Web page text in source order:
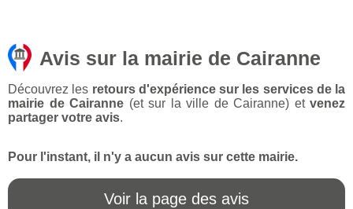
Avis sur la mairie de Cairanne
Découvrez les retours d'expérience sur les services de la
mairie de Cairanne (et sur la ville de Cairanne) et venez
partager votre avis.
Pour l'instant, il n'y a aucun avis sur cette mairie.
Voir la page des avis